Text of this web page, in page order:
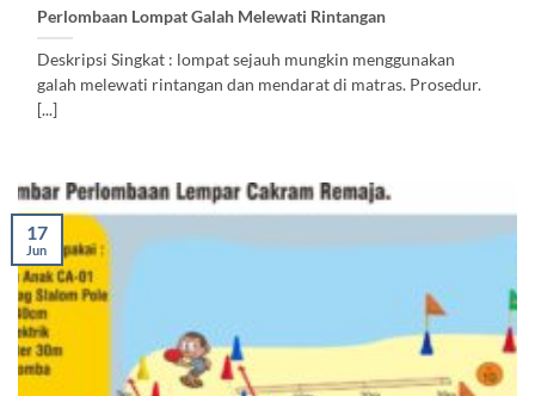
Perlombaan Lompat Galah Melewati Rintangan
Deskripsi Singkat : lompat sejauh mungkin menggunakan
galah melewati rintangan dan mendarat di matras. Prosedur.
[...]
17
Jun